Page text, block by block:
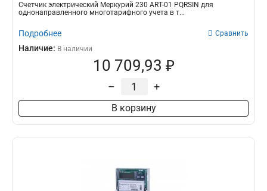
Счетчик электрический Меркурий 230 АRT-01 PQRSIN для
однонаправленного многотарифного учета в т...
Подробнее Сравнить
Наличие: В наличии
10 709,93 ₽
– +
В корзину